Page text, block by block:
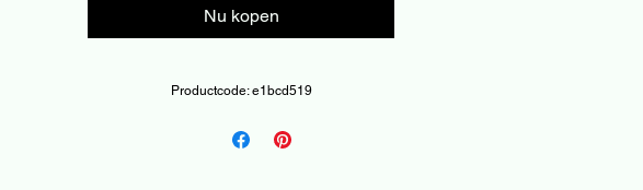
Nu kopen
Productcode: e1bcd519